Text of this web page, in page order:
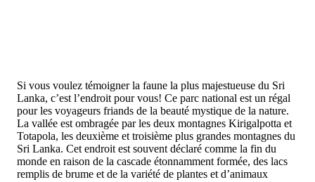
Si vous voulez témoigner la faune la plus majestueuse du Sri
Lanka, c’est l’endroit pour vous! Ce parc national est un régal
pour les voyageurs friands de la beauté mystique de la nature.
La vallée est ombragée par les deux montagnes Kirigalpotta et
Totapola, les deuxième et troisième plus grandes montagnes du
Sri Lanka. Cet endroit est souvent déclaré comme la fin du
monde en raison de la cascade étonnamment formée, des lacs
remplis de brume et de la variété de plantes et d’animaux